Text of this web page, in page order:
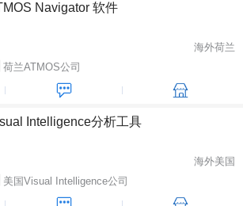
Navigator 软件
海外荷兰
荷兰ATMOS公司
Intelligence分析工具
海外美国
美国Visual Intelligence公司